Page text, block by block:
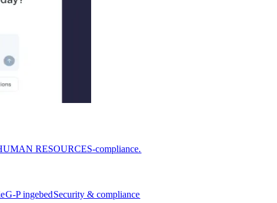
RESOURCES-compliance.​​
G-P ingebed​​Security & compliance​​